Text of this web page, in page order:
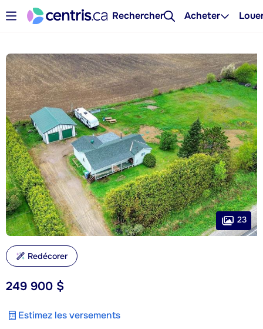
Rechercher Acheter
249 900 $
Estimez les versements
23
Redécorer